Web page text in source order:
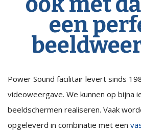
een
Power Sound facilitair levert sinds
videoweergave. We kunnen op bijna
beeldschermen realiseren. Vaak
opgeleverd in combinatie met een